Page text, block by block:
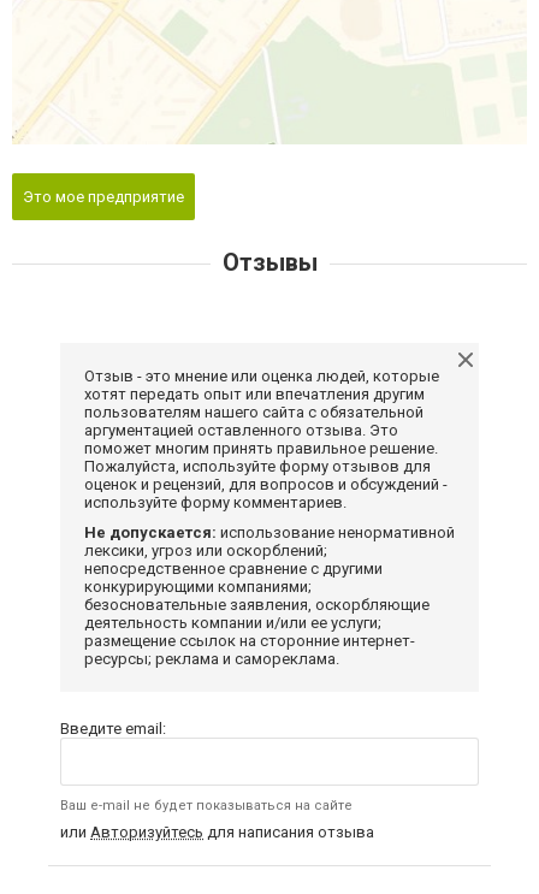
Это мое предприятие
Отзывы
Отзыв - это мнение или оценка людей, которые
хотят передать опыт или впечатления другим
пользователям нашего сайта с обязательной
аргументацией оставленного отзыва. Это
поможет многим принять правильное решение.
Пожалуйста, используйте форму отзывов для
оценок и рецензий, для вопросов и обсуждений -
используйте форму комментариев.
Не допускается: использование ненормативной
лексики, угроз или оскорблений;
непосредственное сравнение с другими
конкурирующими компаниями;
безосновательные заявления, оскорбляющие
деятельность компании и/или ее услуги;
размещение ссылок на сторонние интернет-
ресурсы; реклама и самореклама.
Введите email:
Ваш e-mail не будет показываться на сайте
или Авторизуйтесь для написания отзыва